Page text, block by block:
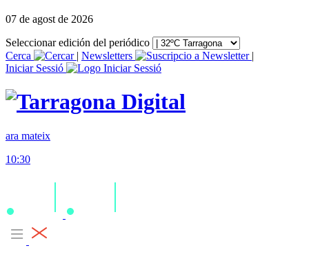
07 de agost de 2026
Seleccionar edición del periódico
Cerca
| Newsletters
|
Iniciar Sessió
ara mateix
10:30